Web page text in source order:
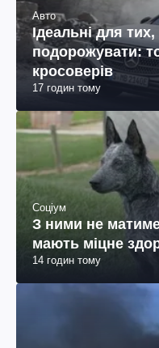
Авто
Ідеальні для
подорожувати:
кросоверів
17 годин тому
Соціум
З ними не
мають міцне
14 годин тому